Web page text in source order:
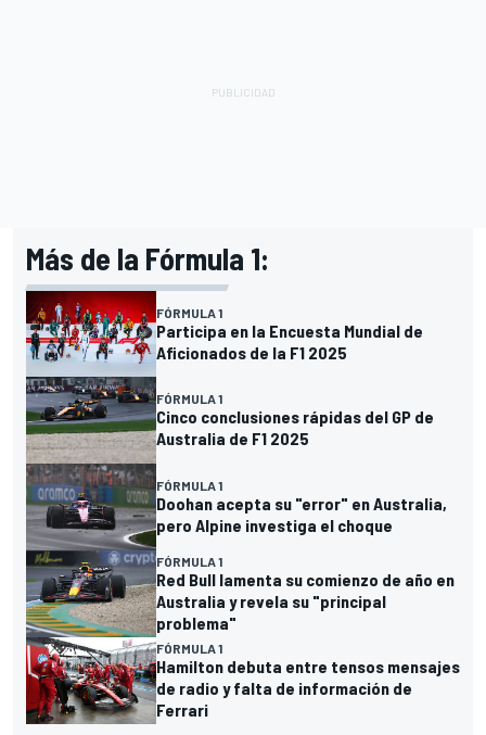
Más de la Fórmula 1:
FÓRMULA 1
Participa en la Encuesta Mundial de
Aficionados de la F1 2025
FÓRMULA 1
Cinco conclusiones rápidas del GP de
Australia de F1 2025
FÓRMULA 1
Doohan acepta su "error" en Australia,
pero Alpine investiga el choque
FÓRMULA 1
Red Bull lamenta su comienzo de año en
Australia y revela su "principal
problema"
FÓRMULA 1
Hamilton debuta entre tensos mensajes
de radio y falta de información de
Ferrari